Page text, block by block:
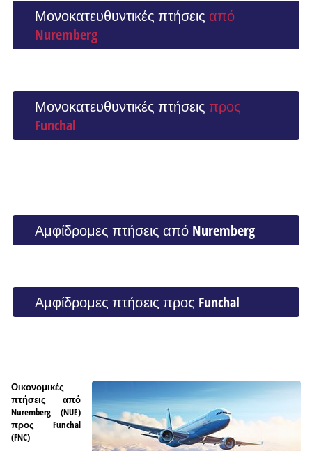
Μονοκατευθυντικές πτήσεις από
Nuremberg
Μονοκατευθυντικές πτήσεις προς
Funchal
Αμφίδρομες πτήσεις από Nuremberg
Αμφίδρομες πτήσεις προς Funchal
Οικονομικές
πτήσεις από
Nuremberg (NUE)
προς Funchal
(FNC)